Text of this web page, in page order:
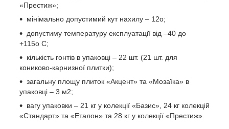
«Престиж»;
мінімально допустимий кут нахилу – 12о;
допустиму температуру експлуатації від –40 до
+115о С;
кількість гонтів в упаковці – 22 шт. (21 шт. для
кониково-карнизної плитки);
загальну площу плиток «Акцент» та «Мозаїка» в
упаковці – 3 м2;
вагу упаковки – 21 кг у колекції «Базис», 24 кг колекцій
«Стандарт» та «Еталон» та 28 кг у колекції «Престиж».